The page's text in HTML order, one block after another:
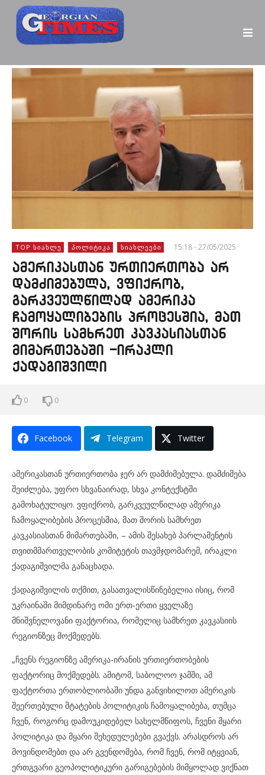
TOP ᲡᲘᲐᲮᲚᲔ ᲞᲝᲚᲘᲢᲘᲙᲐ ᲡᲘᲐᲮᲚᲔᲔᲑᲘ 15:18 - 27/05/2025
ამერიკასთან ურთიერთობა არ
დამძიმებულა, ვფიქრობ,
გარკვეულწილად ამერიკა
ჩამოყალიბების პროცესშია, მათ
შორის სამხრეთ კავკასიასთან
მიმართებაში -ირაკლი
ქადაგიშვილი
0 0
Facebook Telegram Twitter
ამერიკასთან ურთიერთობა ჯერ არ დამძიმებულა. დამძიმება
შეიძლება, უფრო სხვანაირად, სხვა კონტექსტში
გამოხატულიყო. ვფიქრობ, გარკვეულწილად ამერიკა
ჩამოყალიბების პროცესშია, მათ შორის სამხრეთ
კავკასიასთან მიმართებაში, – ამის შესახებ პარლამენტის
თვითმმართველობის კომიტეტის თავმჯდომარემ, ირაკლი
ქადაგიშვილმა განაცხადა.
ქადაგიშვილის თქმით, გასათვალისწინებელია ისიც, რომ
უკრაინაში მიმდინარე ომი ერთ-ერთი ყველაზე
მნიშვნელოვანი ფაქტორია, რომელიც სამხრეთ კავკასიის
რეგიონზეც მოქმედებს.
„ჩვენს რეგიონზე ამერიკა-ირანის ურთიერთობების
ფაქტორიც მოქმედებს. ამიტომ, საბოლოო ჯამში, ამ
ფაქტორთა ერთობლიობაში უნდა განვიხილოთ ამერიკის
შეერთებული შტატების პოლიტიკის ჩამოყალიბება, თუმცა
ჩვენ, როგორც დამოუკიდებელ სახელმწიფოს, ჩვენი მყარი
პოლიტიკა და მყარი შეხედულებები გვაქვს. არასდროს არ
მოვინდომებთ და არ გვენდომება, რომ ჩვენ, რომ იტყვიან,
ერთგვარი გეოპოლიტიკური გარიგებების მიმყოლად ვიქნათ